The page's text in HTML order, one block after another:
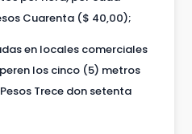
Cuarenta ($ 40,00);
en locales comerciales
los cinco (5) metros
Trece don setenta